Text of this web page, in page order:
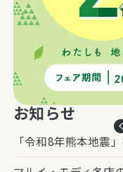
お知らせ
「令和8年熊本地震